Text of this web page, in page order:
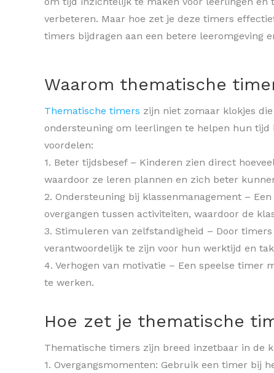
verbeteren. Maar hoe zet je deze timers
timers bijdragen aan een betere leeromgeving
Waarom thematische
Thematische timers zijn niet zomaar klokjes
ondersteuning om leerlingen te helpen hun
voordelen:
1. Beter tijdsbesef – Kinderen zien direct
waardoor ze leren plannen en zich beter
2. Ondersteuning bij klassenmanagement –
overgangen tussen activiteiten, waardoor de
3. Stimuleren van zelfstandigheid – Door
verantwoordelijk te zijn voor hun werktijd en
4. Verhogen van motivatie – Een speelse
te werken.
Hoe zet je thematische
Thematische timers zijn breed inzetbaar in de
1. Overgangsmomenten: Gebruik een timer bij